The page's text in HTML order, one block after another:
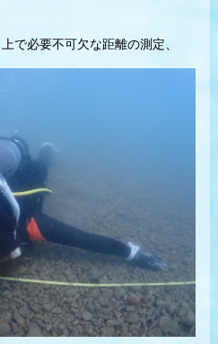
で必要不可欠な距離の測定、